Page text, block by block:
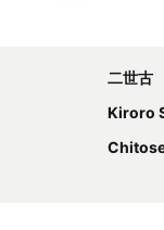
二世古
Kiroro